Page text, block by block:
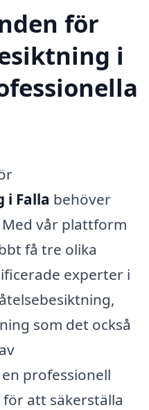
för
i
i Falla behöver
vår plattform
få tre olika
experter i
som det också
professionell
att säkerställa